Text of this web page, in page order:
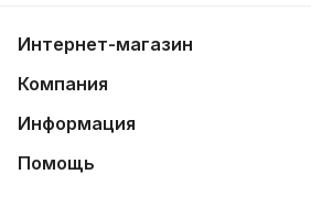
Интернет-магазин
Компания
Информация
Помощь